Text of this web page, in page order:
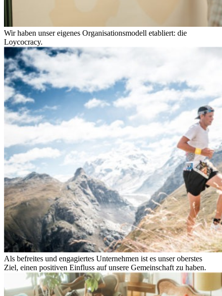
Wir haben unser eigenes Organisationsmodell etabliert: die
Loycocracy.
Als befreites und engagiertes Unternehmen ist es unser oberstes
Ziel, einen positiven Einfluss auf unsere Gemeinschaft zu haben.